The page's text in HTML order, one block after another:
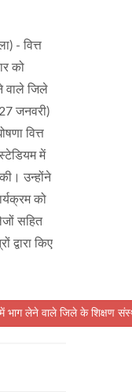
- वित्त
को
वाले जिले
जनवरी)
वित्त
में
उन्होंने
को
सहित
द्वारा किए
भाग लेने वाले जिले के शिक्षण